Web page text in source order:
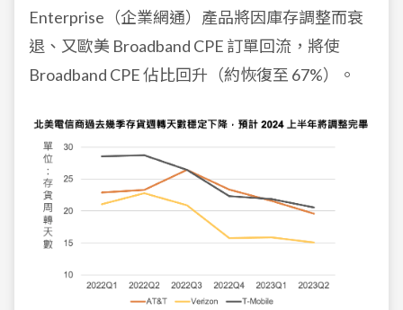
Enterprise（企業網通）產品將因庫存調整而衰
退、又歐美 Broadband CPE 訂單回流，將使
Broadband CPE 佔比回升（約恢復至 67%）。